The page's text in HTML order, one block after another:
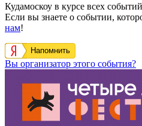
Кудамоскоу в курсе всех
Если вы знаете о событии,
нам!
Напомнить
Вы организатор этого события?